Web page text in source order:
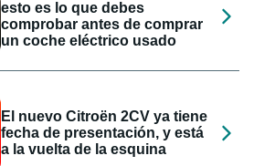
esto es lo que debes
comprobar antes de comprar
un coche eléctrico usado
El nuevo Citroën 2CV ya tiene
fecha de presentación, y está
a la vuelta de la esquina